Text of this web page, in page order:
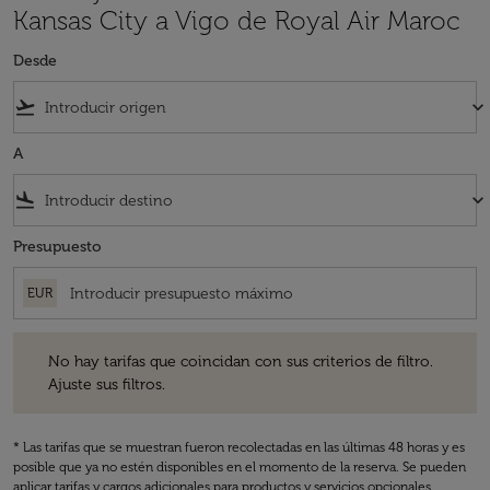
Kansas City a Vigo de Royal Air Maroc
Desde
flight_takeoff keyboard_arrow_down
A
flight_land keyboard_arrow_down
Presupuesto
EUR
No hay tarifas que coincidan con sus criterios de filtro.
Ajuste sus filtros.
* Las tarifas que se muestran fueron recolectadas en las últimas 48 horas y es
posible que ya no estén disponibles en el momento de la reserva. Se pueden
aplicar tarifas y cargos adicionales para productos y servicios opcionales.